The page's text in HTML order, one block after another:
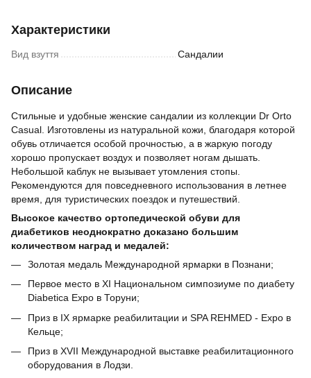
Характеристики
Вид взуття Сандалии
Описание
Стильные и удобные женские сандалии из коллекции Dr Orto
Casual. Изготовлены из натуральной кожи, благодаря которой
обувь отличается особой прочностью, а в жаркую погоду
хорошо пропускает воздух и позволяет ногам дышать.
Небольшой каблук не вызывает утомления стопы.
Рекомендуются для повседневного использования в летнее
время, для туристических поездок и путешествий.
Высокое качество ортопедической обуви для
диабетиков неоднократно доказано большим
количеством наград и медалей:
Золотая медаль Международной ярмарки в Познани;
Первое место в XI Национальном симпозиуме по диабету
Diabetica Expo в Торуни;
Приз в IX ярмарке реабилитации и SPA REHMED - Expo в
Кельце;
Приз в XVII Международной выставке реабилитационного
оборудования в Лодзи.